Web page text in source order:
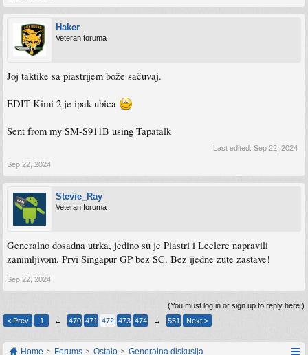
Haker
Veteran foruma
Joj taktike sa piastrijem bože sačuvaj.
EDIT Kimi 2 je ipak ubica
Sent from my SM-S911B using Tapatalk
Last edited: Sep 22, 2024
Sep 22, 2024
Stevie_Ray
Veteran foruma
Generalno dosadna utrka, jedino su je Piastri i Leclerc napravili
zanimljivom. Prvi Singapur GP bez SC. Bez ijedne zute zastave!
Sep 22, 2024
(You must log in or sign up to reply here.)
< Prev
1 ← 470 471 472 473 474 → 551 Next >
Home Forums Ostalo Generalna diskusija